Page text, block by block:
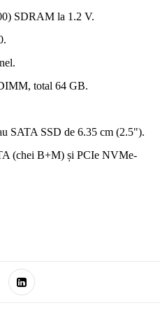
SDRAM la 1.2 V.
total 64 GB.
SATA SSD de 6.35 cm (2.5").
(chei B+M) și PCIe NVMe-